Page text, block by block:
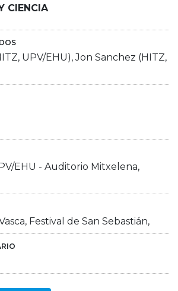
CIENCIA
UPV/EHU), Jon Sanchez (HITZ,
EHU - Auditorio Mitxelena,
Festival de San Sebastián,